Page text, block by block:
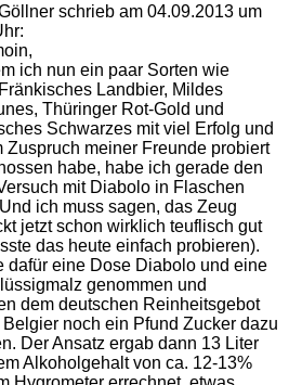
schrieb am 04.09.2013 um
ich nun ein paar Sorten wie
Landbier, Mildes
Thüringer Rot-Gold und
Schwarzes mit viel Erfolg und
Zuspruch meiner Freunde probiert
habe, habe ich gerade den
mit Diabolo in Flaschen
ich muss sagen, das Zeug
jetzt schon wirklich teuflisch gut
das heute einfach probieren).
dafür eine Dose Diabolo und eine
genommen und
dem deutschen Reinheitsgebot
noch ein Pfund Zucker dazu
Der Ansatz ergab dann 13 Liter
Alkoholgehalt von ca. 12-13%